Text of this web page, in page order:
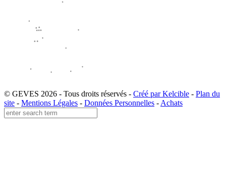
© GEVES 2026 - Tous droits réservés - Créé par Kelcible - Plan du
site - Mentions Légales - Données Personnelles - Achats